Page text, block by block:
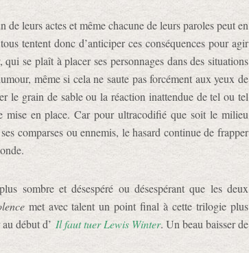
leurs actes et même chacune de leurs paroles peut en
tentent donc d’anticiper ces conséquences pour agir
se plaît à placer ses personnages dans des situations
même si cela ne saute pas forcément aux yeux de
le grain de sable ou la réaction inattendue de tel ou tel
mise en place. Car pour ultracodifié que soit le milieu
comparses ou ennemis, le hasard continue de frapper
sombre et désespéré ou désespérant que les deux
met avec talent un point final à cette trilogie plus
début d’ Il faut tuer Lewis Winter. Un beau baisser de